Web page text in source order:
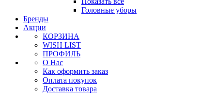
Головные уборы
Бренды
Акции
КОРЗИНА
WISH LIST
ПРОФИЛЬ
О Нас
Как оформить заказ
Оплата покупок
Доставка товара